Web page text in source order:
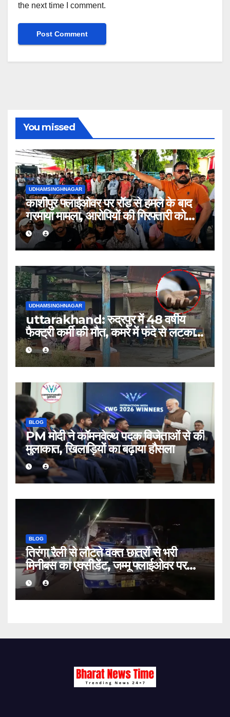
the next time I comment.
You missed
UDHAMSINGHNAGAR
काशीपुर फ्लाईओवर पर रॉड से हमले के बाद
गरमाया मामला, आरोपियों की गिरफ्तारी को
लेकर वाल्मीकि समाज का धरना
UDHAMSINGHNAGAR
uttarakhand: रुद्रपुर में 48 वर्षीय
फैक्ट्री कर्मी की मौत, कमरे में फंदे से लटका
मिला शव; आत्महत्या या कुछ और? जांच में
जुटी पुलिस
BLOG
PM मोदी ने कॉमनवेल्थ पदक विजेताओं से की
मुलाकात, खिलाड़ियों का बढ़ाया हौसला
BLOG
तिरंगा रैली से लौटते वक्त छात्रों से भरी
मिनीबस का एक्सीडेंट, जम्मू फ्लाईओवर पर
पलटी, 29 घायल, 3 की हालत गंभीर